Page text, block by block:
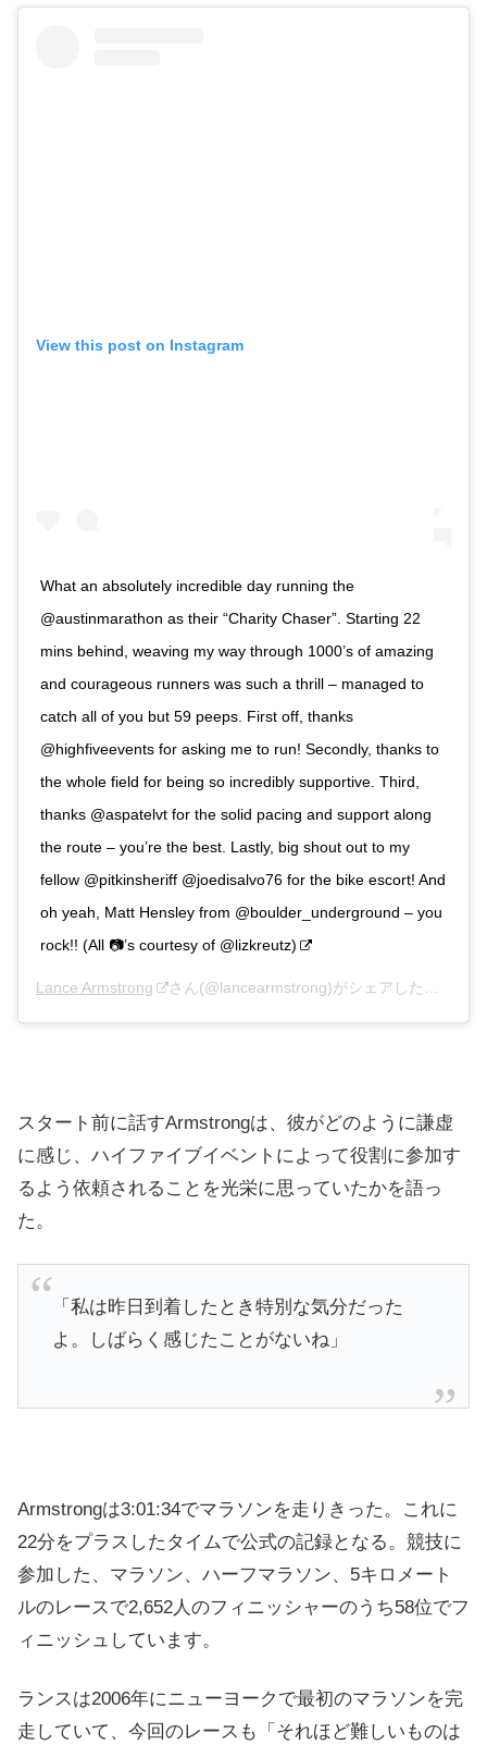
View this post on Instagram
What an absolutely incredible day running the
@austinmarathon as their “Charity Chaser”. Starting 22
mins behind, weaving my way through 1000’s of amazing
and courageous runners was such a thrill – managed to
catch all of you but 59 peeps. First off, thanks
@highfiveevents for asking me to run! Secondly, thanks to
the whole field for being so incredibly supportive. Third,
thanks @aspatelvt for the solid pacing and support along
the route – you’re the best. Lastly, big shout out to my
fellow @pitkinsheriff @joedisalvo76 for the bike escort! And
oh yeah, Matt Hensley from @boulder_underground – you
rock!! (All 📷’s courtesy of @lizkreutz)
Lance Armstrong さん(@lancearmstrong)がシェアした投稿 –
スタート前に話すArmstrongは、彼がどのように謙虚
に感じ、ハイファイブイベントによって役割に参加す
るよう依頼されることを光栄に思っていたかを語っ
た。
「私は昨日到着したとき特別な気分だった
よ。しばらく感じたことがないね」
Armstrongは3:01:34でマラソンを走りきった。これに
22分をプラスしたタイムで公式の記録となる。競技に
参加した、マラソン、ハーフマラソン、5キロメート
ルのレースで2,652人のフィニッシャーのうち58位でフ
ィニッシュしています。
ランスは2006年にニューヨークで最初のマラソンを完
走していて、今回のレースも
「それほど難しいものは